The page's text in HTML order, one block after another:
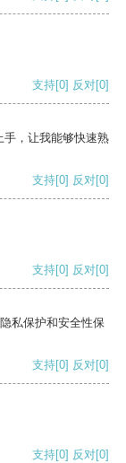
支持[0] 反对[0]
手，让我能够快速熟
支持[0] 反对[0]
支持[0] 反对[0]
私保护和安全性保
支持[0] 反对[0]
支持[0] 反对[0]